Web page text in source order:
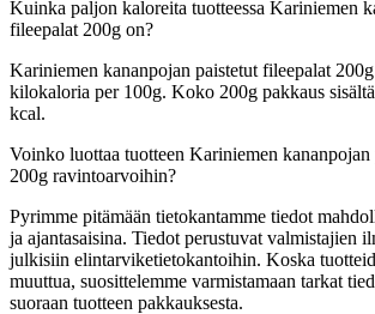
Kuinka paljon kaloreita tuotteessa Kariniemen
fileepalat 200g on?
Kariniemen kananpojan paistetut fileepalat
kilokaloria per 100g. Koko 200g pakkaus
kcal.
Voinko luottaa tuotteen Kariniemen kananpojan
200g ravintoarvoihin?
Pyrimme pitämään tietokantamme tiedot
ja ajantasaisina. Tiedot perustuvat valmistajien
julkisiin elintarviketietokantoihin. Koska
muuttua, suosittelemme varmistamaan tarkat
suoraan tuotteen pakkauksesta.